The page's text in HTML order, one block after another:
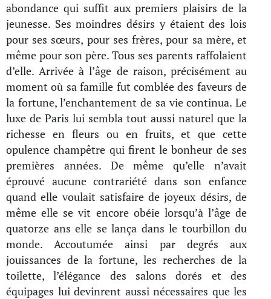
abondance qui suffit aux premiers plaisirs de la
jeunesse. Ses moindres désirs y étaient des lois
pour ses sœurs, pour ses frères, pour sa mère, et
même pour son père. Tous ses parents raffolaient
d’elle. Arrivée à l’âge de raison, précisément au
moment où sa famille fut comblée des faveurs de
la fortune, l’enchantement de sa vie continua. Le
luxe de Paris lui sembla tout aussi naturel que la
richesse en fleurs ou en fruits, et que cette
opulence champêtre qui firent le bonheur de ses
premières années. De même qu’elle n’avait
éprouvé aucune contrariété dans son enfance
quand elle voulait satisfaire de joyeux désirs, de
même elle se vit encore obéie lorsqu’à l’âge de
quatorze ans elle se lança dans le tourbillon du
monde. Accoutumée ainsi par degrés aux
jouissances de la fortune, les recherches de la
toilette, l’élégance des salons dorés et des
équipages lui devinrent aussi nécessaires que les